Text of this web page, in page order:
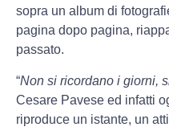
sopra un album di
pagina dopo pagina,
passato.
“Non si ricordano i giorni,
Cesare Pavese ed infatti
riproduce un istante, un